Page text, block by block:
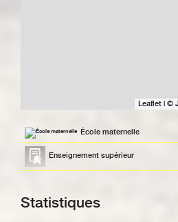
Leaflet | ©
École maternelle
Enseignement supérieur
Statistiques